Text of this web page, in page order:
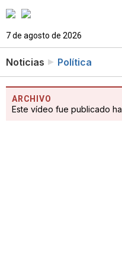
7 de agosto de 2026
Noticias Política
ARCHIVO
Este vídeo fue publicado